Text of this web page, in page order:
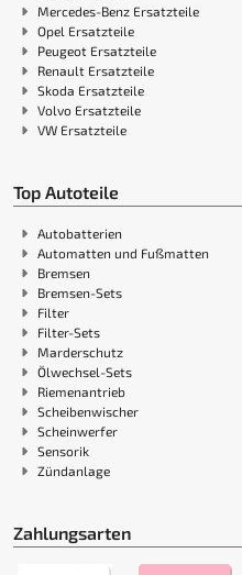
Mercedes-Benz Ersatzteile
Opel Ersatzteile
Peugeot Ersatzteile
Renault Ersatzteile
Skoda Ersatzteile
Volvo Ersatzteile
VW Ersatzteile
Top Autoteile
Autobatterien
Automatten und Fußmatten
Bremsen
Bremsen-Sets
Filter
Filter-Sets
Marderschutz
Ölwechsel-Sets
Riemenantrieb
Scheibenwischer
Scheinwerfer
Sensorik
Zündanlage
Zahlungsarten